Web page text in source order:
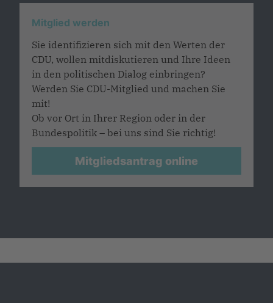
Mitglied werden
Sie identifizieren sich mit den Werten der
CDU, wollen mitdiskutieren und Ihre Ideen
in den politischen Dialog einbringen?
Werden Sie CDU-Mitglied und machen Sie
mit!
Ob vor Ort in Ihrer Region oder in der
Bundespolitik – bei uns sind Sie richtig!
Mitgliedsantrag online